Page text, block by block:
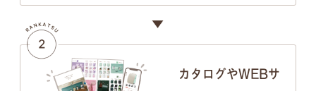
カタログやWEBサ